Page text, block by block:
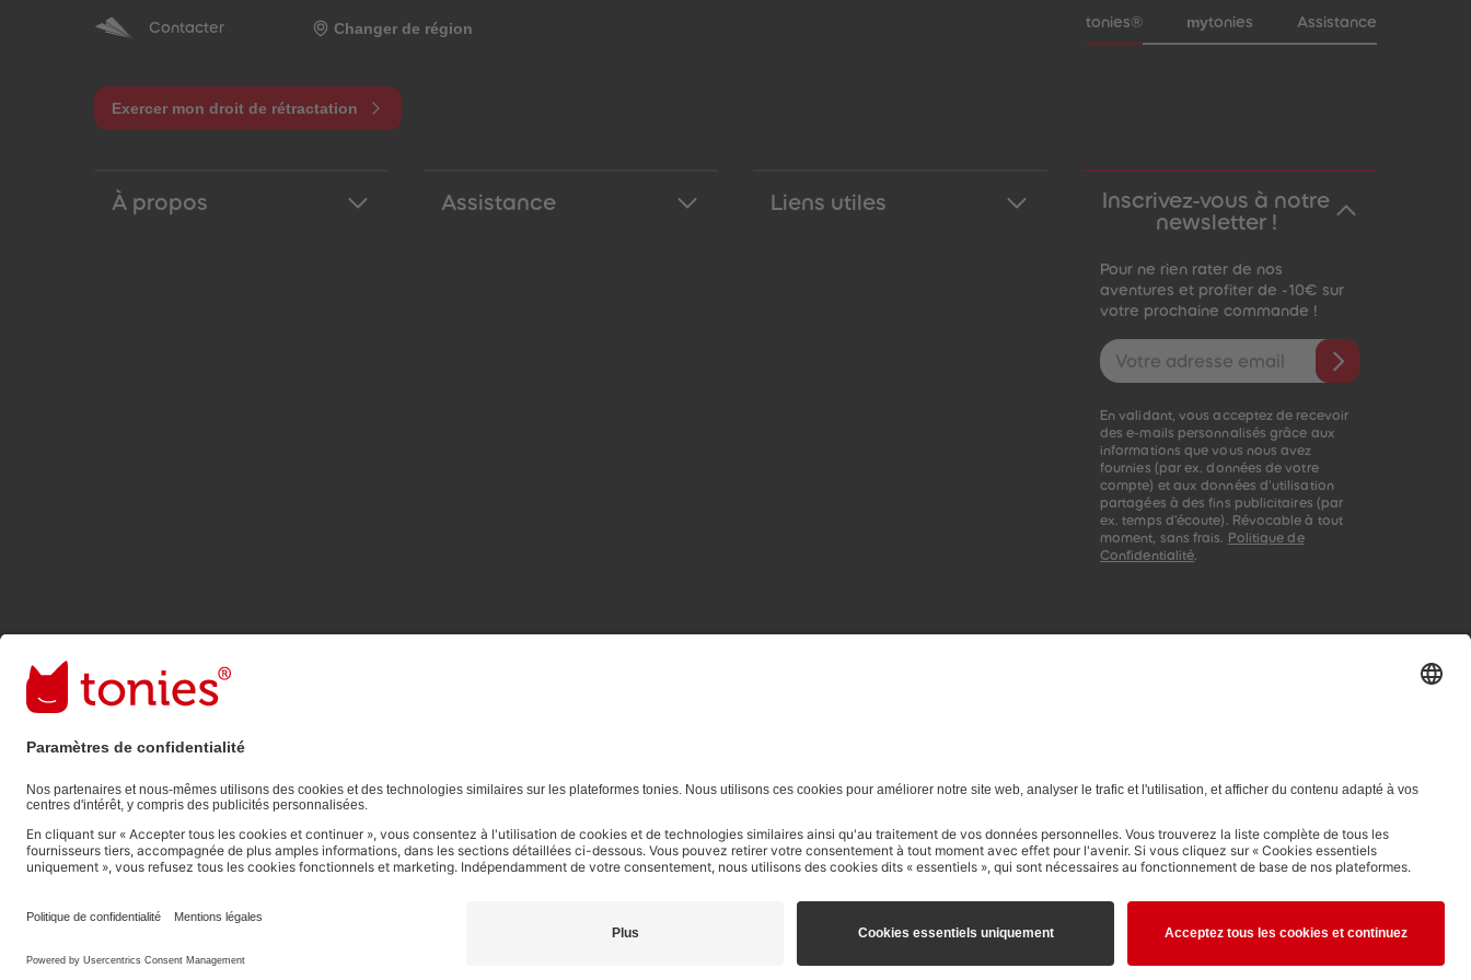
Contacter Changer de région Pied de page de méta-navigation
tonies® mytonies Assistance
Exercer mon droit de rétractation
À propos Assistance Liens utiles
Inscrivez-vous à notre
newsletter !
Pour ne rien rater de nos
aventures et profiter de -10€ sur
votre prochaine commande !
Adresse e-mail
En validant, vous acceptez de recevoir
des e-mails personnalisés grâce aux
informations que vous nous avez
fournies (par ex. données de votre
compte) et aux données d'utilisation
partagées à des fins publicitaires (par
ex. temps d'écoute). Révocable à tout
moment, sans frais. Politique de
Confidentialité.
Les moyens de paiement :
Liens vers les réseaux sociaux
© 2026 tonies GmbH
L’exploitation du contenu issu du présent site internet pour l’exploration de textes et de données par des systèmes d'intelligence artificielle (générative) est expressément
réservée et donc interdite, comme spécifié au point 14.4 de nos Conditions Générales d’Utilisation.